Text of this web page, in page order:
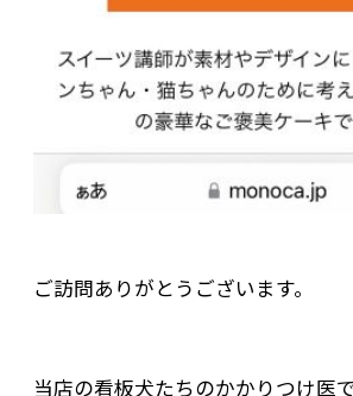
ご訪問ありがとうございます。
当店の看板犬たちのかかりつけ医